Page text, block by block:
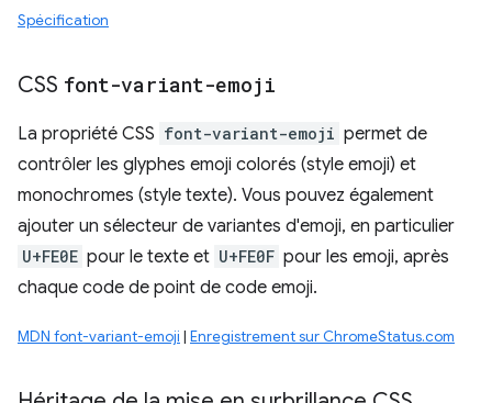
Spécification
CSS font-variant-emoji
La propriété CSS font-variant-emoji permet de
contrôler les glyphes emoji colorés (style emoji) et
monochromes (style texte). Vous pouvez également
ajouter un sélecteur de variantes d'emoji, en particulier
U+FE0E pour le texte et U+FE0F pour les emoji, après
chaque code de point de code emoji.
MDN font-variant-emoji | Enregistrement sur ChromeStatus.com